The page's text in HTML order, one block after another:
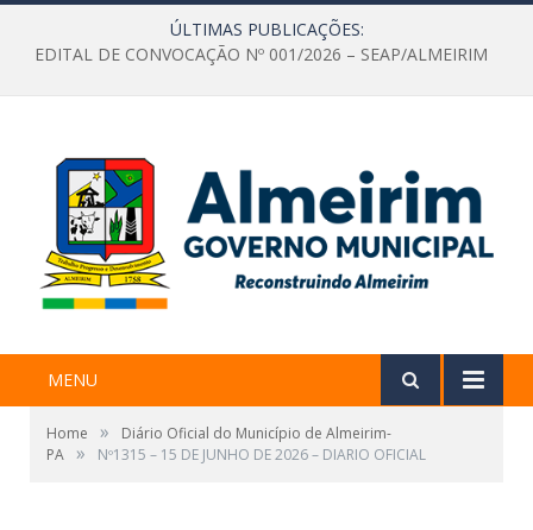
ÚLTIMAS PUBLICAÇÕES:
EDITAL DE CONVOCAÇÃO Nº 001/2026 – SEAP/ALMEIRIM
MENU
Home »
Diário Oficial do Município de Almeirim-
PA » Nº1315 – 15 DE JUNHO DE 2026 – DIARIO OFICIAL